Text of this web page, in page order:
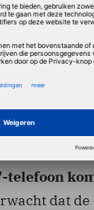
van
huis hebben."
telefoon
dat